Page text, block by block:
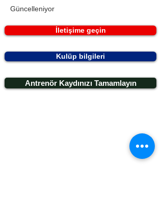
Güncelleniyor
İletişime geçin
Kulüp bilgileri
Antrenör Kaydınızı Tamamlayın